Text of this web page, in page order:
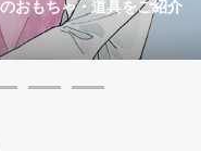
おもちゃ・道具をご紹介